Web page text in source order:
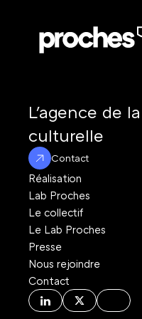
L'agence de
culturelle
Contact
Réalisation
Lab Proches
Le collectif
Le Lab Proches
Presse
Nous rejoindre
Contact